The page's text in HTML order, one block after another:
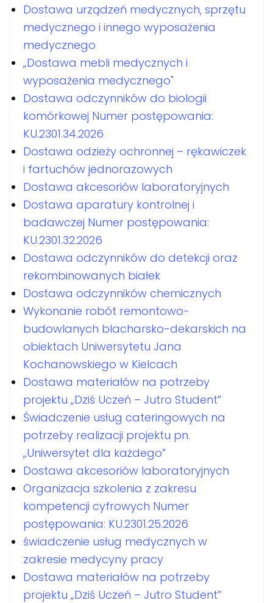
Dostawa urządzeń medycznych, sprzętu
medycznego i innego wyposażenia
medycznego
„Dostawa mebli medycznych i
wyposażenia medycznego"
Dostawa odczynników do biologii
komórkowej Numer postępowania:
KU.2301.34.2026
Dostawa odzieży ochronnej – rękawiczek
i fartuchów jednorazowych
Dostawa akcesoriów laboratoryjnych
Dostawa aparatury kontrolnej i
badawczej Numer postępowania:
KU.2301.32.2026
Dostawa odczynników do detekcji oraz
rekombinowanych białek
Dostawa odczynników chemicznych
Wykonanie robót remontowo-
budowlanych blacharsko-dekarskich na
obiektach Uniwersytetu Jana
Kochanowskiego w Kielcach
Dostawa materiałów na potrzeby
projektu „Dziś Uczeń – Jutro Student”
Świadczenie usług cateringowych na
potrzeby realizacji projektu pn.
„Uniwersytet dla każdego”
Dostawa akcesoriów laboratoryjnych
Organizacja szkolenia z zakresu
kompetencji cyfrowych Numer
postępowania: KU.2301.25.2026
świadczenie usług medycznych w
zakresie medycyny pracy
Dostawa materiałów na potrzeby
projektu „Dziś Uczeń – Jutro Student”